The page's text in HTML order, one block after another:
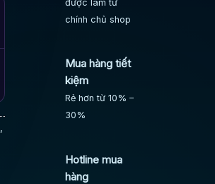
được làm từ
chính chủ shop
Mua hàng tiết
kiệm
Rẻ hơn từ 10% –
30%
Hotline mua
hàng